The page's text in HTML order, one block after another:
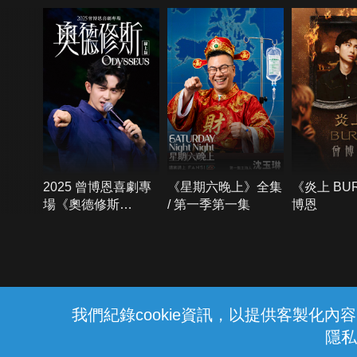
我們紀錄cookie資訊，以提供客製化內
隱
2025 曾博恩喜劇專
場《奧德修斯
《星期六晚上》全集
/ 第一季第一集
《炎上
博恩